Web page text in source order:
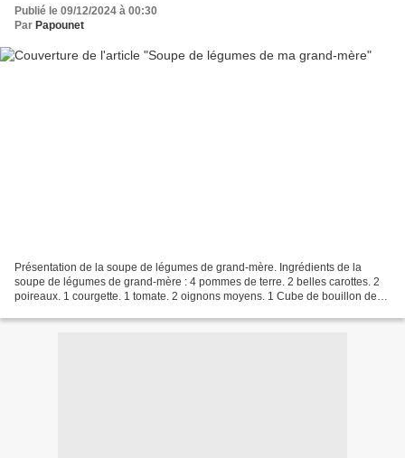
Publié le 09/12/2024 à 00:30
Par Papounet
Présentation de la soupe de légumes de grand-mère. Ingrédients de la
soupe de légumes de grand-mère : 4 pommes de terre. 2 belles carottes. 2
poireaux. 1 courgette. 1 tomate. 2 oignons moyens. 1 Cube de bouillon de